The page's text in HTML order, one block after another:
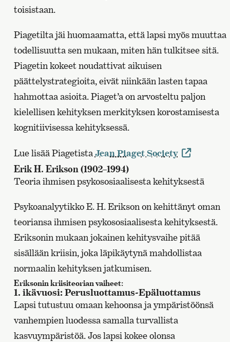
toisistaan.
Piagetilta jäi huomaamatta, että lapsi myös muuttaa
todellisuutta sen mukaan, miten hän tulkitsee sitä.
Piagetin kokeet noudattivat aikuisen
päättelystrategioita, eivät niinkään lasten tapaa
hahmottaa asioita. Piaget’a on arvosteltu paljon
kielellisen kehityksen merkityksen korostamisesta
kognitiivisessa kehityksessä.
Lue lisää PiagetistaJean Piaget Society
Erik H. Erikson (1902–1994)
Teoria ihmisen psykososiaalisesta kehityksestä
Psykoanalyytikko E. H. Erikson on kehittänyt oman
teoriansa ihmisen psykososiaalisesta kehityksestä.
Eriksonin mukaan jokainen kehitysvaihe pitää
sisällään kriisin, joka läpikäytynä mahdollistaa
normaalin kehityksen jatkumisen.
Eriksonin kriisiteorian vaiheet:
1. ikävuosi: Perusluottamus~Epäluottamus
Lapsi tutustuu omaan kehoonsa ja ympäristöönsä
vanhempien luodessa samalla turvallista
kasvuympäristöä. Jos lapsi kokee olonsa